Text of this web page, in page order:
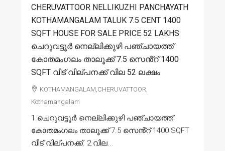
CHERUVATTOOR NELLIKUZHI PANCHAYATH
KOTHAMANGALAM TALUK 7.5 CENT 1400
SQFT HOUSE FOR SALE PRICE 52 LAKHS
ചെറുവട്ടൂർ നെല്ലിക്കുഴി പഞ്ചായത്ത്
കോതമംഗലം താലൂക്ക് 7.5 സെൻ്റ് 1400
SQFT വീട് വില്പനക്ക് വില 52 ലക്ഷം
KOTHAMANGALAM,CHERUVATTOOR,
Kothamangalam
1.ചെറുവട്ടൂർ നെല്ലിക്കുഴി പഞ്ചായത്ത്
കോതമംഗലം താലൂക്ക് 7.5 സെൻ്റ് 1400 SQFT
വീട് വില്പനക്ക്. 2.വില...